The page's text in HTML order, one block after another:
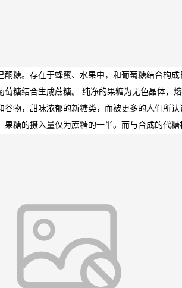
酮糖。存在于蜂蜜、水果中，和葡萄糖结合构
糖结合生成蔗糖。
纯净的果糖为无色晶体，
谷物，甜味浓郁的新糖类，而被更多的人们所
果糖的摄入量仅为蔗糖的一半。而与合成的代糖